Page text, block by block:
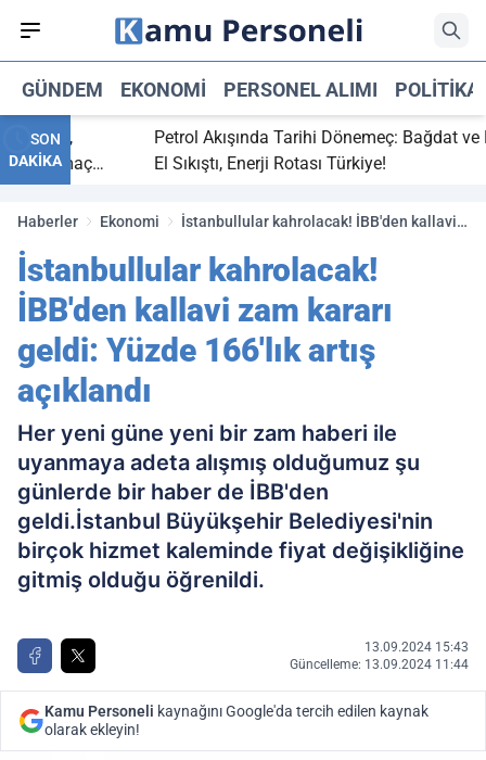
GÜNDEM EKONOMI PERSONEL ALIMI POLITIKA
SON
DAKİKA
bitti,
maç
Petrol Akışında Tarihi Dönemeç: Bağdat ve
El Sıkıştı, Enerji Rotası Türkiye!
Haberler Ekonomi
İstanbullular kahrolacak! İBB'den kallavi
açıklandı
İstanbullular kahrolacak!
İBB'den kallavi zam kararı
geldi: Yüzde 166'lık artış
açıklandı
Her yeni güne yeni bir zam haberi ile
uyanmaya adeta alışmış olduğumuz şu
günlerde bir haber de İBB'den
geldi.İstanbul Büyükşehir Belediyesi'nin
birçok hizmet kaleminde fiyat değişikliğine
gitmiş olduğu öğrenildi.
13.09.2024 15:43
Güncelleme: 13.09.2024 11:44
Kamu Personeli kaynağını Google'da tercih edilen kaynak
olarak ekleyin!